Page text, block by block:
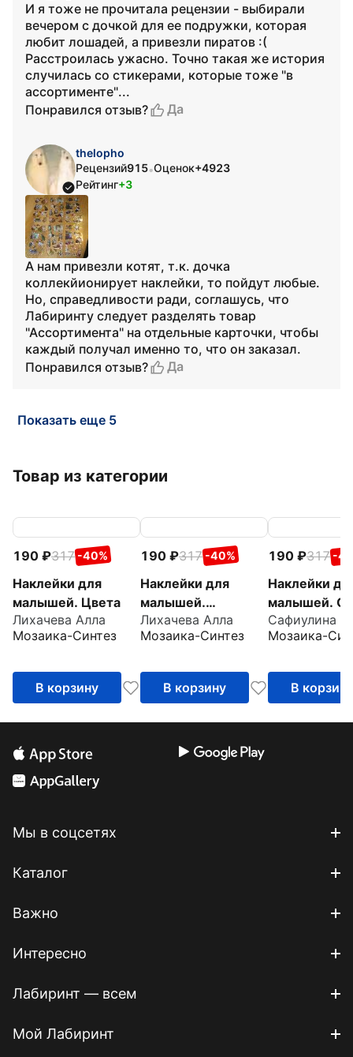
И я тоже не прочитала рецензии - выбирали
вечером с дочкой для ее подружки, которая
любит лошадей, а привезли пиратов :(
Расстроилась ужасно. Точно такая же история
случилась со стикерами, которые тоже "в
ассортименте"...
Понравился отзыв?
Да
thelopho
Рецензий915•Оценок+4923
Рейтинг+3
А нам привезли котят, т.к. дочка
коллекйионирует наклейки, то пойдут любые.
Но, справедливости ради, соглашусь, что
Лабиринту следует разделять товар
"Ассортимента" на отдельные карточки, чтобы
каждый получал именно то, что он заказал.
Понравился отзыв?
Да
Показать еще 5
Товар из категории
190 317 -40%
Наклейки для
малышей. Цвета
Лихачева Алла
Мозаика-Синтез
В корзину
190 317 -40%
Наклейки для
малышей.
Противоположност
и
Лихачева Алла
Мозаика-Синтез
В корзину
190 317 -
Наклейки
малышей.
много
Сафиулина
Мозаика-
В корзину
Мы в соцсетях
Каталог
Важно
Интересно
Лабиринт — всем
Мой Лабиринт